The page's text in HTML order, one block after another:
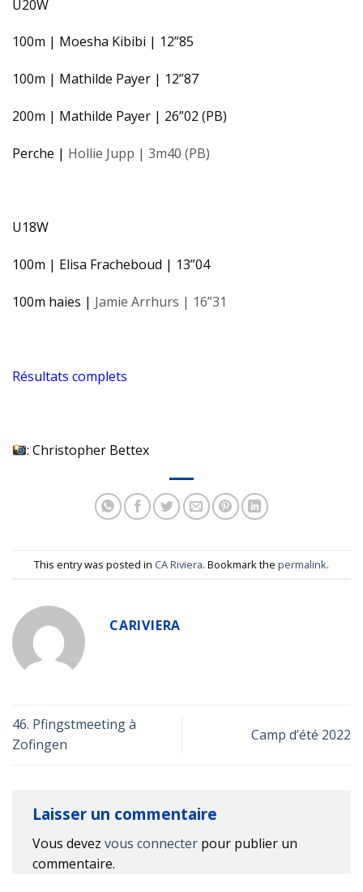
U20W
100m | Moesha Kibibi | 12”85
100m | Mathilde Payer | 12”87
200m | Mathilde Payer | 26”02 (PB)
Perche | Hollie Jupp | 3m40 (PB)
U18W
100m | Elisa Fracheboud | 13”04
100m haies | Jamie Arrhurs | 16”31
Résultats complets
: Christopher Bettex
This entry was posted in CA Riviera. Bookmark the permalink.
CARIVIERA
46. Pfingstmeeting à
Zofingen
Camp d’été 2022
Laisser un commentaire
Vous devez vous connecter pour publier un
commentaire.